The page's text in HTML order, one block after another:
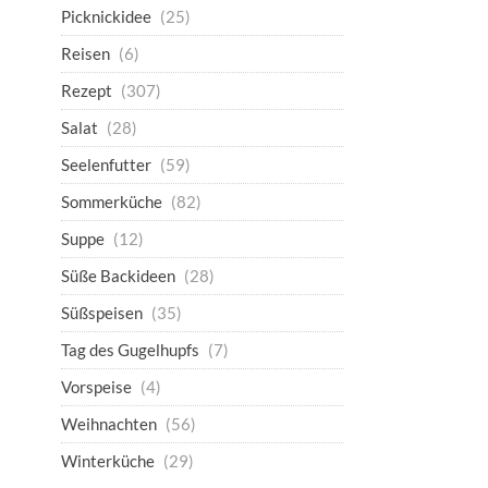
Picknickidee (25)
Reisen (6)
Rezept (307)
Salat (28)
Seelenfutter (59)
Sommerküche (82)
Suppe (12)
Süße Backideen (28)
Süßspeisen (35)
Tag des Gugelhupfs (7)
Vorspeise (4)
Weihnachten (56)
Winterküche (29)